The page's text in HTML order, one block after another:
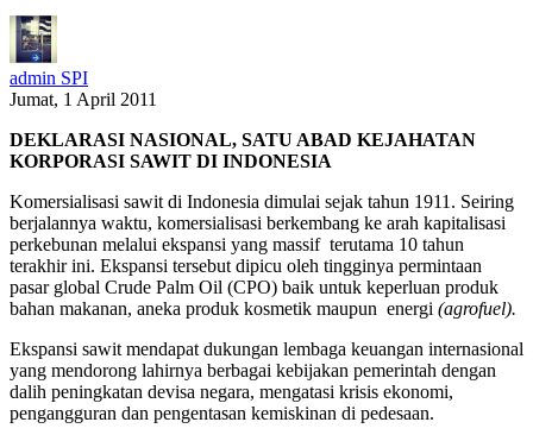
admin SPI
Jumat, 1 April 2011
DEKLARASI NASIONAL, SATU ABAD KEJAHATAN
KORPORASI SAWIT DI INDONESIA
Komersialisasi sawit di Indonesia dimulai sejak tahun 1911. Seiring
berjalannya waktu, komersialisasi berkembang ke arah kapitalisasi
perkebunan melalui ekspansi yang massif terutama 10 tahun
terakhir ini. Ekspansi tersebut dipicu oleh tingginya permintaan
pasar global Crude Palm Oil (CPO) baik untuk keperluan produk
bahan makanan, aneka produk kosmetik maupun energi (agrofuel).
Ekspansi sawit mendapat dukungan lembaga keuangan internasional
yang mendorong lahirnya berbagai kebijakan pemerintah dengan
dalih peningkatan devisa negara, mengatasi krisis ekonomi,
pengangguran dan pengentasan kemiskinan di pedesaan.